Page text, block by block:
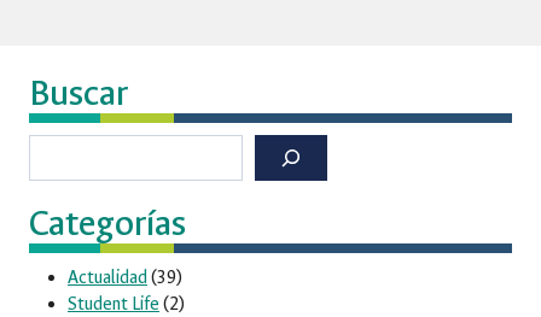
Buscar
Categorías
Actualidad(39)
Student Life (2)